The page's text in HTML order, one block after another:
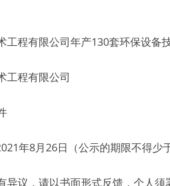
工程有限公司年产130套环保设备
工程有限公司
年8月26日（公示的期限不得少
议，请以书面形式反馈，个人须